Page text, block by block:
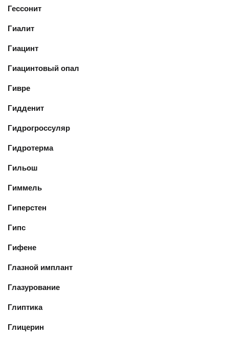
Гессонит
Гиалит
Гиацинт
Гиацинтовый опал
Гивре
Гидденит
Гидрогроссуляр
Гидротерма
Гильош
Гиммель
Гиперстен
Гипс
Гифене
Глазной имплант
Глазурование
Глиптика
Глицерин